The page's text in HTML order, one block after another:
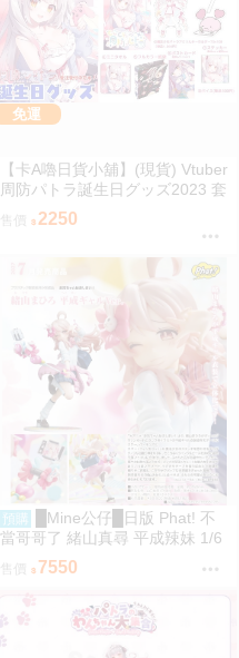
免運
【卡A嚕日貨小舖】(現貨) Vtuber
周防パトラ誕生日グッズ2023 套
售價 2250
預購
█Mine公仔█日版 Phat! 不
當哥哥了 緒山真尋 平成辣妹 1/6
PVC D9282
售價 7550